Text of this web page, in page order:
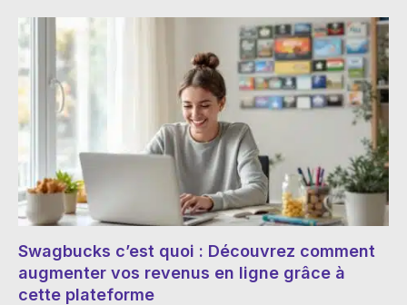
Swagbucks c’est quoi : Découvrez comment
augmenter vos revenus en ligne grâce à
cette plateforme